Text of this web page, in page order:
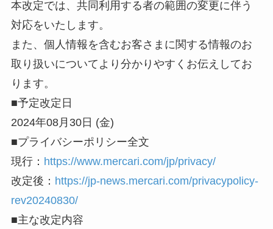
本改定では、共同利用する者の範囲の変更に伴う
対応をいたします。
また、個人情報を含むお客さまに関する情報のお
取り扱いについてより分かりやすくお伝えしてお
ります。
■予定改定日
2024年08月30日 (金)
■プライバシーポリシー全文
現行： https://www.mercari.com/jp/privacy/
改定後： https://jp-news.mercari.com/privacypolicy-
rev20240830/
■主な改定内容